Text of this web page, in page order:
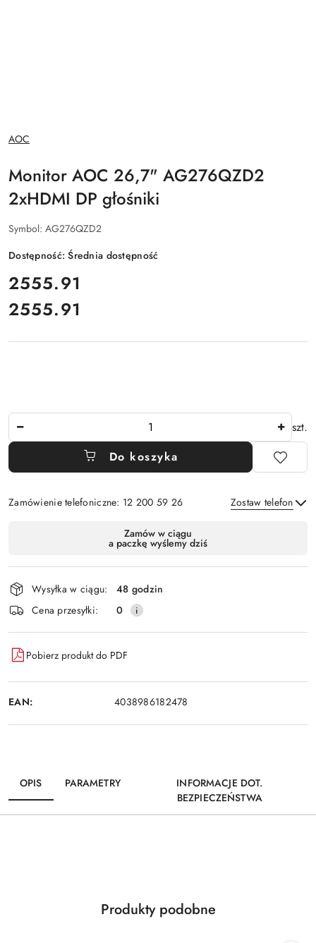
NAZWA
PRODUCENTA:
AOC
Monitor AOC 26,7" AG276QZD2
2xHDMI DP głośniki
Symbol: AG276QZD2
Dostępność:Średnia dostępność
cena:
2555.91
Cena:
2555.91
szt.
Do koszyka
Zamówienie telefoniczne: 12 200 59 26 Zostaw telefon
Wyślij
dostawa
Zamów w ciągu
a paczkę wyślemy dziś
Wysyłka w ciągu:
48 godzin
Cena przesyłki:
0
Pobierz produkt do PDF
EAN: 4038986182478
OPIS PARAMETRY
INFORMACJE DOT.
BEZPIECZEŃSTWA
Pomiń karuzelę produktów
Produkty
Produkty podobne